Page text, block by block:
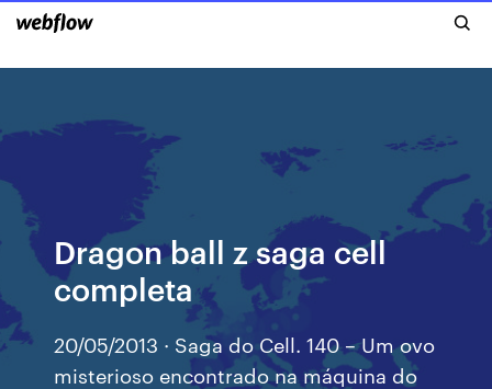
Dragon ball z saga cell
completa
20/05/2013 · Saga do Cell. 140 – Um ovo
misterioso encontrado na máquina do